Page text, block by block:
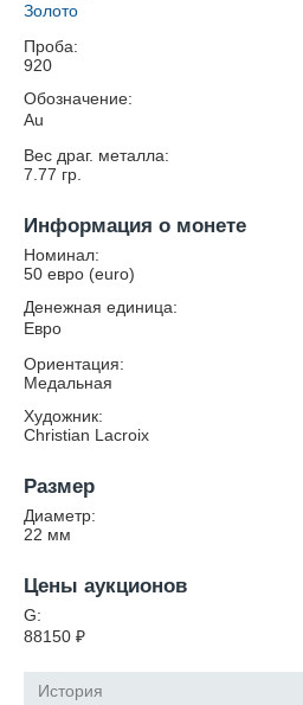
Золото
Проба:
920
Обозначение:
Au
Вес драг. металла:
7.77 гр.
Информация о монете
Номинал:
50 евро (euro)
Денежная единица:
Евро
Ориентация:
Медальная
Художник:
Christian Lacroix
Размер
Диаметр:
22 мм
Цены аукционов
G:
88150 ₽
История